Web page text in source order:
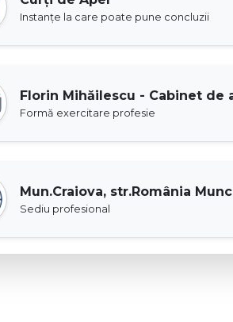
Instanţe la care poate pune concluzii
Florin Mihăilescu - Cabinet de
Formă exercitare profesie
Mun.Craiova, str.România
Sediu profesional